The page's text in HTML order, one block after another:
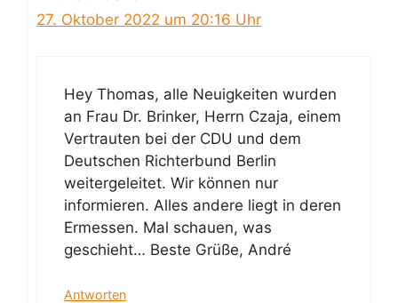
27. Oktober 2022 um 20:16 Uhr
Hey Thomas, alle Neuigkeiten wurden
an Frau Dr. Brinker, Herrn Czaja, einem
Vertrauten bei der CDU und dem
Deutschen Richterbund Berlin
weitergeleitet. Wir können nur
informieren. Alles andere liegt in deren
Ermessen. Mal schauen, was
geschieht… Beste Grüße, André
Antworten